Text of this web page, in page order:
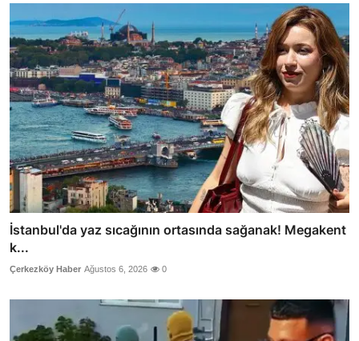
İstanbul'da yaz sıcağının ortasında sağanak! Megakent
k...
Çerkezköy Haber Ağustos 6, 2026 0